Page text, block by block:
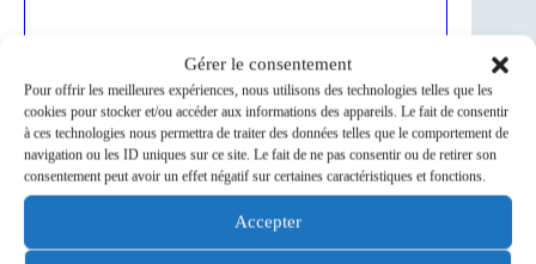
Gérer le consentement
Pour offrir les meilleures expériences, nous utilisons des technologies telles que les
cookies pour stocker et/ou accéder aux informations des appareils. Le fait de consentir
à ces technologies nous permettra de traiter des données telles que le comportement de
navigation ou les ID uniques sur ce site. Le fait de ne pas consentir ou de retirer son
consentement peut avoir un effet négatif sur certaines caractéristiques et fonctions.
Accepter